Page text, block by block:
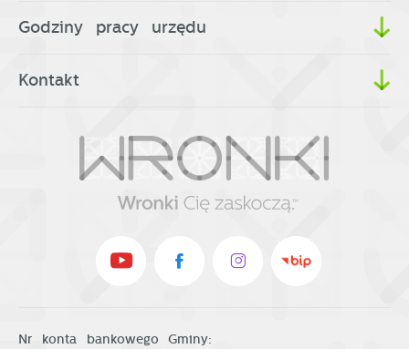
Godziny pracy urzędu
Kontakt
Nr konta bankowego Gminy: